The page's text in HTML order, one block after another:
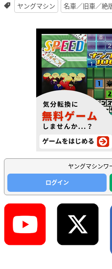
ヤングマシン 名車／旧車／絶
ヤングマシンワ
ログイン